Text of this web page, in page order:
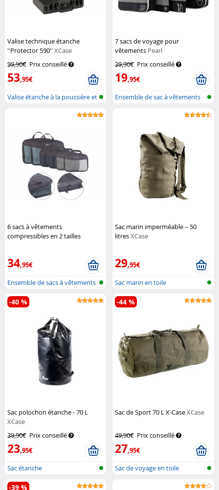
Valise technique étanche
''Protector 590'' XCase
99,90€ Prix conseillé
53,95€
Valise étanche à la poussière et
7 sacs de voyage pour
vêtements Pearl
39,90€ Prix conseillé
19,95€
Ensemble de sac à vêtements
6 sacs à vêtements
compressibles en 2 tailles
34,95€
Ensemble de sacs à vêtements
compré...
Sac marin imperméable – 50
litresXCase
29,95€
Sac marin en toile
Sac polochon étanche - 70 L
XCase
39,90€ Prix conseillé
23,95€
-40 %
Sac étanche
Sac de Sport 70 L X-CaseXCase
49,90€ Prix conseillé
27,95€
-44 %
Sac de voyage en toile
-39 %